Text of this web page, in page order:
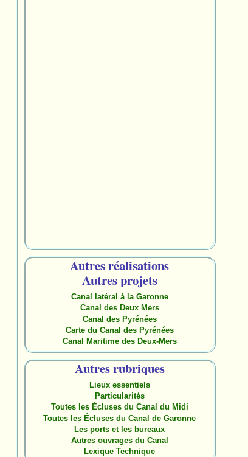
Autres réalisations
Autres projets
Canal latéral à la Garonne
Canal des Deux Mers
Canal des Pyrénées
Carte du Canal des Pyrénées
Canal Maritime des Deux-Mers
Autres rubriques
Lieux essentiels
Particularités
Toutes les Écluses du Canal du Midi
Toutes les Écluses du Canal de Garonne
Les ports et les bureaux
Autres ouvrages du Canal
Lexique Technique